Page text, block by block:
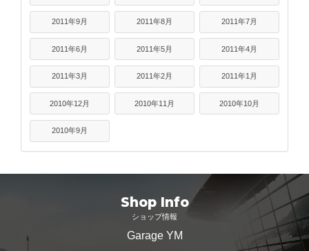
2011年9月 2011年8月 2011年7月
2011年6月 2011年5月 2011年4月
2011年3月 2011年2月 2011年1月
2010年12月 2010年11月 2010年10月
2010年9月
Shop Info
ショップ情報
Garage YM